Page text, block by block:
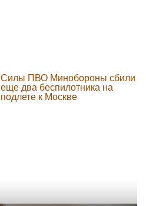
Силы ПВО Минобороны сбили
еще два беспилотника на
подлете к Москве